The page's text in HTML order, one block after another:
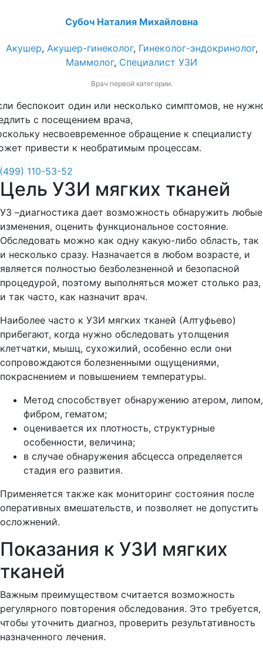
Субоч Наталия Михайловна
Акушер, Акушер-гинеколог, Гинеколог-эндокринолог,
Маммолог, Специалист УЗИ
Врач первой категории.
беспокоит один или несколько симптомов, не
с посещением врача,
несвоевременное обращение к специалисту
привести к необратимым процессам.
110-53-52
Цель УЗИ мягких тканей
УЗ –диагностика дает возможность обнаружить любые
изменения, оценить функциональное состояние.
Обследовать можно как одну какую-либо область, так
и несколько сразу. Назначается в любом возрасте, и
является полностью безболезненной и безопасной
процедурой, поэтому выполняться может столько раз,
и так часто, как назначит врач.
Наиболее часто к УЗИ мягких тканей (Алтуфьево)
прибегают, когда нужно обследовать утолщения
клетчатки, мышц, сухожилий, особенно если они
сопровождаются болезненными ощущениями,
покраснением и повышением температуры.
Метод способствует обнаружению атером, липом,
фибром, гематом;
оценивается их плотность, структурные
особенности, величина;
в случае обнаружения абсцесса определяется
стадия его развития.
Применяется также как мониторинг состояния после
оперативных вмешательств, и позволяет не допустить
осложнений.
Показания к УЗИ мягких
тканей
Важным преимуществом считается возможность
регулярного повторения обследования. Это требуется,
чтобы уточнить диагноз, проверить результативность
назначенного лечения.